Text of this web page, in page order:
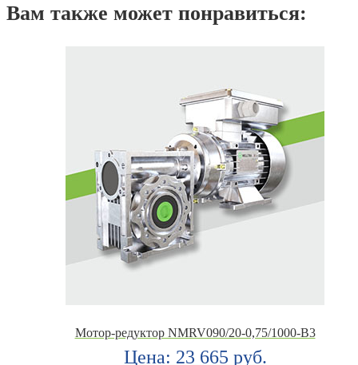
Вам также может понравиться:
Мотор-редуктор NMRV090/20-0,75/1000-B3
Цена: 23 665 руб.